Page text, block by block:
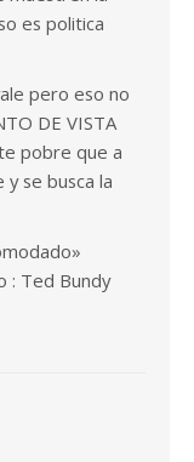
es politica
pero eso no
DE VISTA
pobre que a
se busca la
: Ted Bundy